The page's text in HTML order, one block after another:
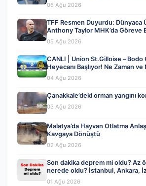
06 Ağu 2026
TFF Resmen Duyurdu: Dünyaca
Anthony Taylor MHK’da Göreve
05 Ağu 2026
CANLI | Union St.Gilloise – Bodo
Heyecanı Başlıyor! Ne Zaman
04 Ağustos 2026
04 Ağu 2026
Çanakkale’deki orman yangını
03 Ağu 2026
Malatya’da Hayvan Otlatma
Kavgaya Dönüştü
02 Ağu 2026
Son dakika deprem mi oldu? Az
nerede oldu? İstanbul, Ankara,
son depremler 01 Ağustos 2026
01 Ağu 2026